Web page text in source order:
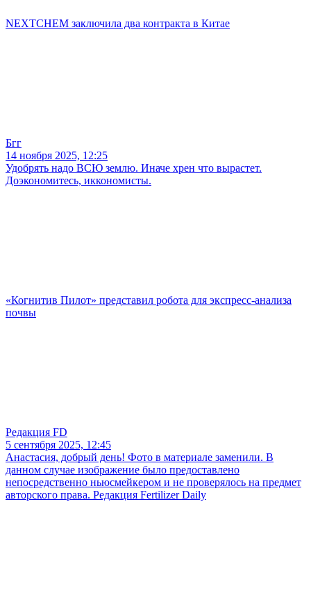
NEXTCHEM заключила два контракта в Китае
Бгг
14 ноября 2025, 12:25
Удобрять надо ВСЮ землю. Иначе хрен что вырастет.
Доэкономитесь, иккономисты.
«Когнитив Пилот» представил робота для экспресс-анализа
почвы
Редакция FD
5 сентября 2025, 12:45
Анастасия, добрый день! Фото в материале заменили. В
данном случае изображение было предоставлено
непосредственно ньюсмейкером и не проверялось на предмет
авторского права. Редакция Fertilizer Daily